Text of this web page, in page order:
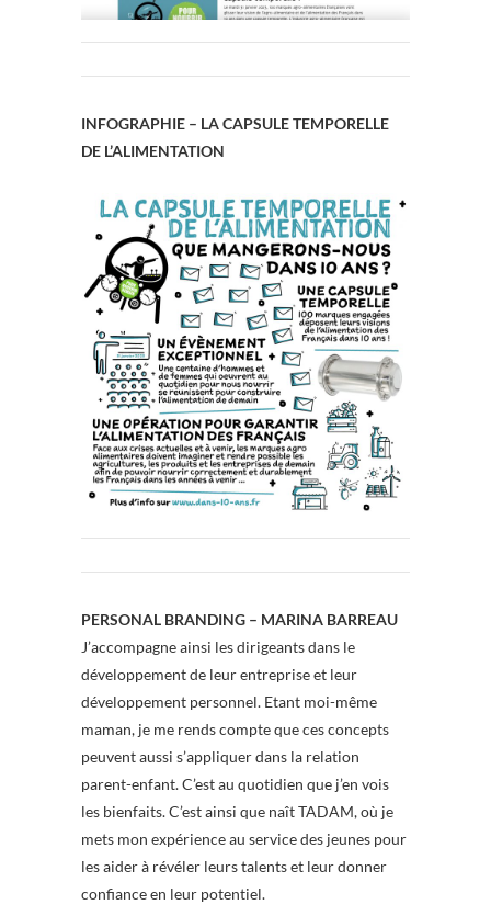
INFOGRAPHIE – LA CAPSULE TEMPORELLE
DE L’ALIMENTATION
PERSONAL BRANDING – MARINA BARREAU
J’accompagne ainsi les dirigeants dans le
développement de leur entreprise et leur
développement personnel. Etant moi-même
maman, je me rends compte que ces concepts
peuvent aussi s’appliquer dans la relation
parent-enfant. C’est au quotidien que j’en vois
les bienfaits. C’est ainsi que naît TADAM, où je
mets mon expérience au service des jeunes pour
les aider à révéler leurs talents et leur donner
confiance en leur potentiel.